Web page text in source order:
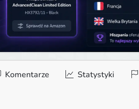
Komentarze Statystyki